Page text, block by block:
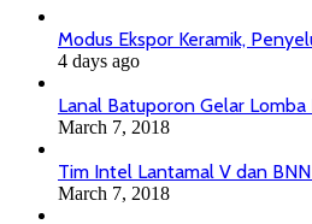
Modus Ekspor Keramik,
4 days ago
Lanal Batuporon Gelar
March 7, 2018
Tim Intel Lantamal V dan
March 7, 2018